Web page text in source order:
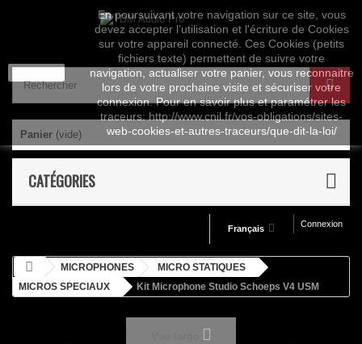
Panier (vide)
CATÉGORIES
Connexion
Français
MICROPHONES
MICRO STATIQUES
MICROS SPECIAUX
Kit Microphone Studio Schoeps V4 USM
En poursuivant votre navigation sur ce site, vous
devez accepter l’utilisation et l'écriture de Cookies
sur votre appareil connecté. Ces Cookies (petits
fichiers texte) permettent de suivre votre
navigation, actualiser votre panier, vous reconnaitre
lors de votre prochaine visite et sécuriser votre
connexion. Pour en savoir plus et paramétrer les
traceurs: http://www.cnil.fr/vos-obligations/sites-
web-cookies-et-autres-traceurs/que-dit-la-loi/